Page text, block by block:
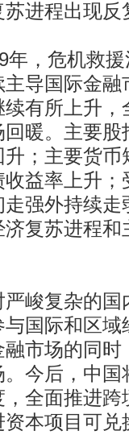
进程出现反
，危机救援
导国际金融
有所上升，
暖。主要股
；主要货币
益率上升
强外持续走
复苏进程和
峻复杂的国
国际和区
市场的同时
今后，中国
全面推进跨
本项目可兑